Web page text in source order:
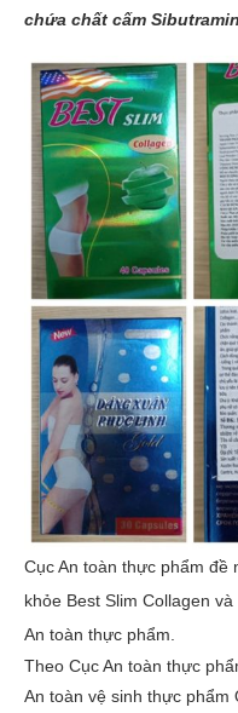
chứa chất cấm
Cục An toàn thực phẩm đề
khỏe Best Slim Collagen
An toàn thực phẩm.
Theo Cục An toàn thực
An toàn vệ sinh thực phẩm